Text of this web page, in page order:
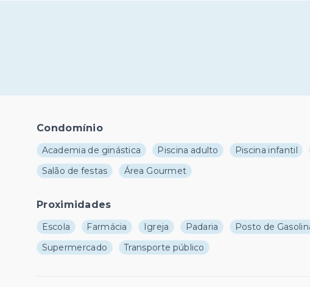
Condomínio
Academia de ginástica Piscina adulto Piscina infantil
Salão de festas
Área Gourmet
Proximidades
Escola Farmácia Igreja Padaria Posto de
Supermercado
Transporte público